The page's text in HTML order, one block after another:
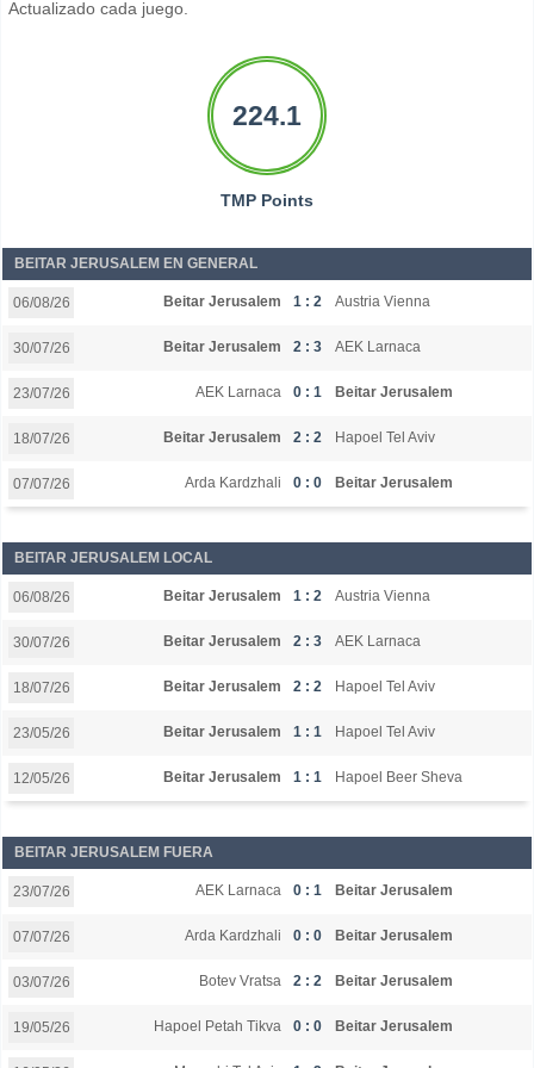
Actualizado cada juego.
224.1
TMP Points
BEITAR JERUSALEM EN GENERAL
06/08/26 Beitar Jerusalem 1 : 2 Austria Vienna
30/07/26 Beitar Jerusalem 2 : 3 AEK Larnaca
23/07/26 AEK Larnaca 0 : 1 Beitar Jerusalem
18/07/26 Beitar Jerusalem 2 : 2 Hapoel Tel Aviv
07/07/26 Arda Kardzhali 0 : 0 Beitar Jerusalem
BEITAR JERUSALEM LOCAL
06/08/26 Beitar Jerusalem 1 : 2 Austria Vienna
30/07/26 Beitar Jerusalem 2 : 3 AEK Larnaca
18/07/26 Beitar Jerusalem 2 : 2 Hapoel Tel Aviv
23/05/26 Beitar Jerusalem 1 : 1 Hapoel Tel Aviv
12/05/26 Beitar Jerusalem 1 : 1 Hapoel Beer Sheva
BEITAR JERUSALEM FUERA
23/07/26 AEK Larnaca 0 : 1 Beitar Jerusalem
07/07/26 Arda Kardzhali 0 : 0 Beitar Jerusalem
03/07/26 Botev Vratsa 2 : 2 Beitar Jerusalem
19/05/26 Hapoel Petah Tikva 0 : 0 Beitar Jerusalem